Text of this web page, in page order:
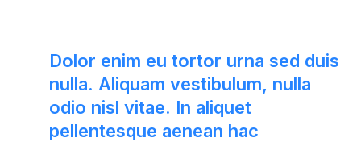
Dolor enim eu tortor urna sed duis
nulla. Aliquam vestibulum, nulla
odio nisl vitae. In aliquet
pellentesque aenean hac